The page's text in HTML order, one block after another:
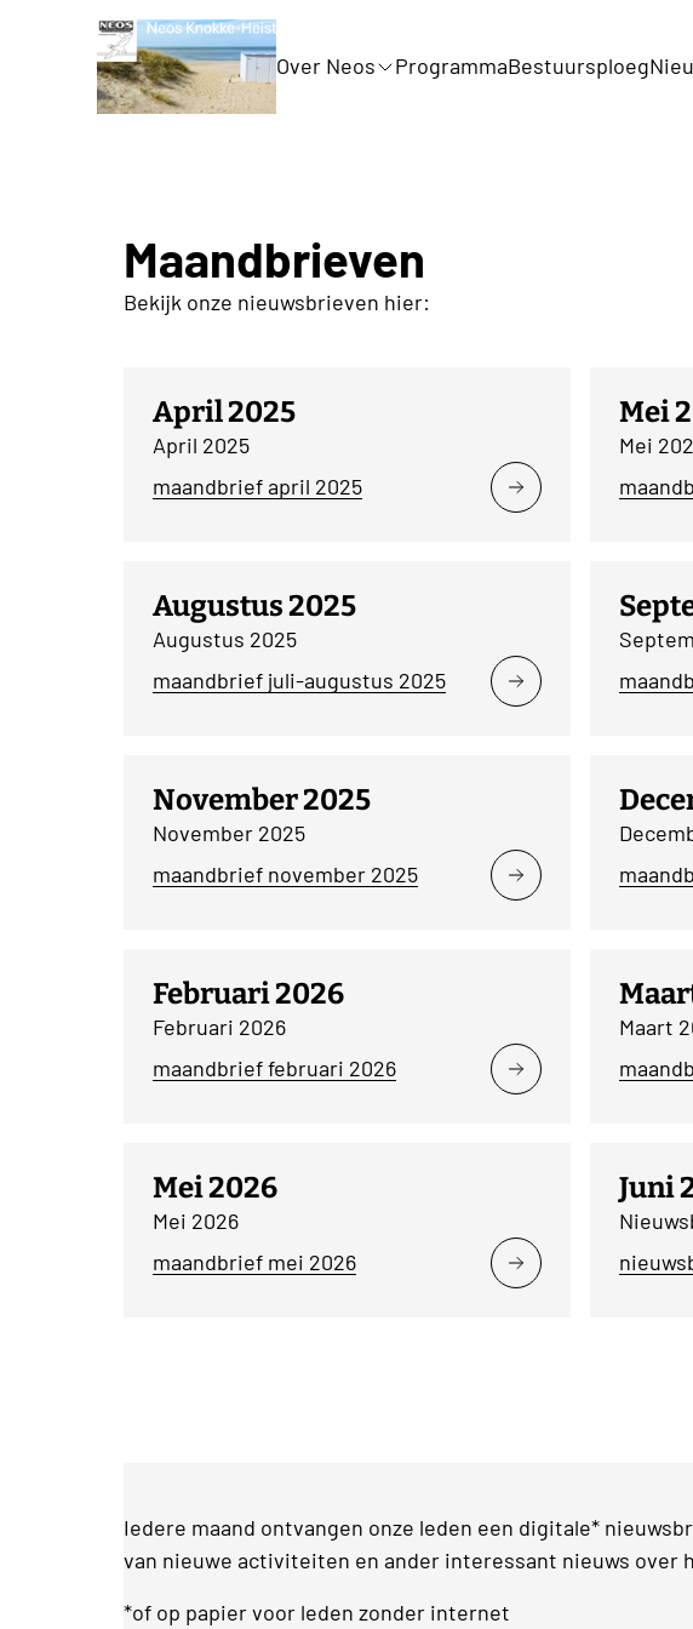
Over Neos ProgrammaBestuursploeg
Maandbrieven
Bekijk onze nieuwsbrieven hier:
April 2025
April 2025
maandbrief april 2025
Mei
Mei
Augustus 2025
Augustus 2025
maandbrief juli-augustus 2025
November 2025
November 2025
maandbrief november 2025
Februari 2026
Februari 2026
maandbrief februari 2026
Maart
Mei 2026
Mei 2026
maandbrief mei 2026
Juni
Iedere maand ontvangen onze leden een digitale*
van nieuwe activiteiten en ander interessant nieuws over
*of op papier voor leden zonder internet